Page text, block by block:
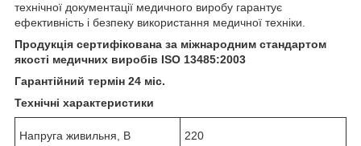
технічної документації медичного виробу гарантує
ефективність і безпеку використання медичної техніки.
Продукція сертифікована за міжнародним стандартом
якості медичних виробів ISO 13485:2003
Гарантійний термін 24 міс.
Технічні характеристики
Напруга живильня, В 220